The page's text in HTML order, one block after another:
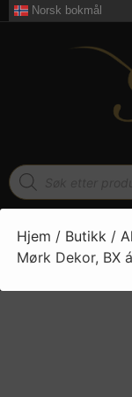
Norsk bokmål
Hjem / Butikk /
Mørk Dekor, BX